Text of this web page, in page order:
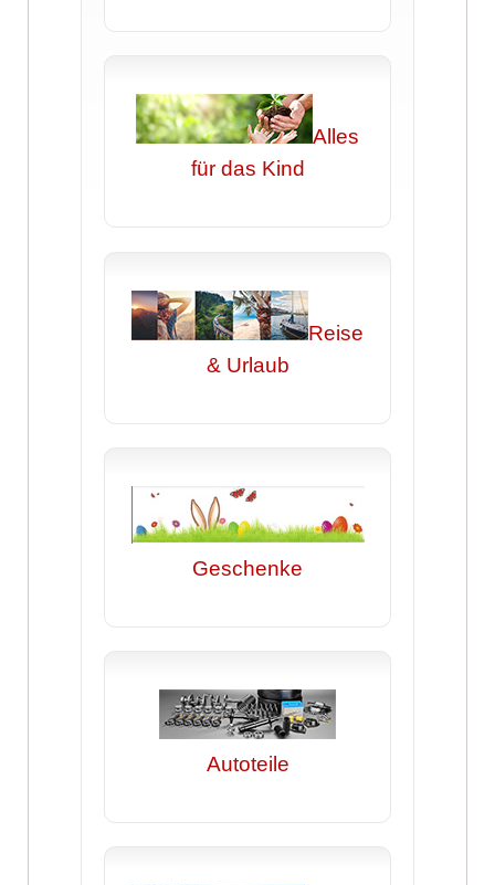
Alles
für das Kind
Reise
& Urlaub
Geschenke
Autoteile